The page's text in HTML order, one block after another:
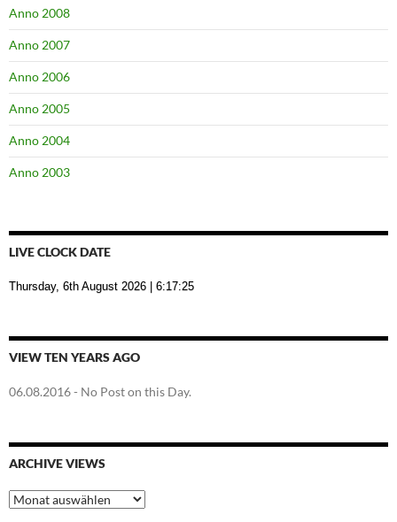
Anno 2008
Anno 2007
Anno 2006
Anno 2005
Anno 2004
Anno 2003
LIVE CLOCK DATE
Thursday, 6th August 2026 | 6:17:26
VIEW TEN YEARS AGO
06.08.2016- No Post on this Day.
ARCHIVE VIEWS
Archive
Views